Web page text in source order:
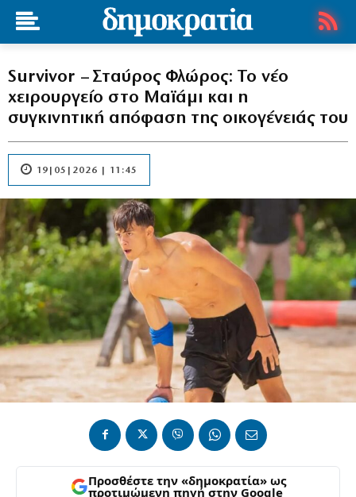
Survivor – Σταύρος Φλώρος: Το νέο
χειρουργείο στο Μαϊάμι και η
συγκινητική απόφαση της οικογένειάς του
19|05|2026 | 11:45
Προσθέστε την «δημοκρατία» ως
προτιμώμενη πηγή στην Google